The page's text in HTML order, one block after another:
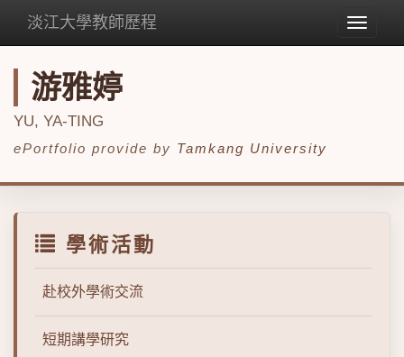
Toggle
淡江大學教師歷程
游雅婷
YU, YA-TING
ePortfolio provide by Tamkang University
學術活動
赴校外學術交流
短期講學研究